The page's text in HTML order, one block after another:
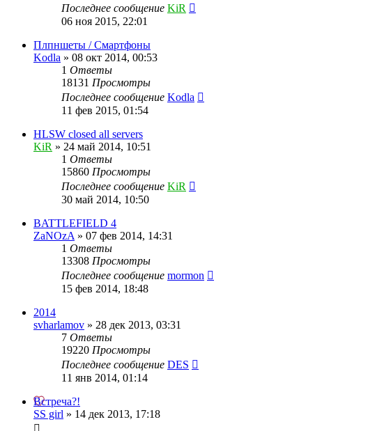
Последнее сообщение KiR
06 ноя 2015, 22:01
Плпншеты / Смартфоны
Kodla » 08 окт 2014, 00:53
1 Ответы
18131 Просмотры
Последнее сообщение Kodla
11 фев 2015, 01:54
HLSW closed all servers
KiR » 24 май 2014, 10:51
1 Ответы
15860 Просмотры
Последнее сообщение KiR
30 май 2014, 10:50
BATTLEFIELD 4
ZaNOzA » 07 фев 2014, 14:31
1 Ответы
13308 Просмотры
Последнее сообщение mormon
15 фев 2014, 18:48
2014
svharlamov » 28 дек 2013, 03:31
7 Ответы
19220 Просмотры
Последнее сообщение DES
11 янв 2014, 01:14
Встреча?!
SS girl » 14 дек 2013, 17:18